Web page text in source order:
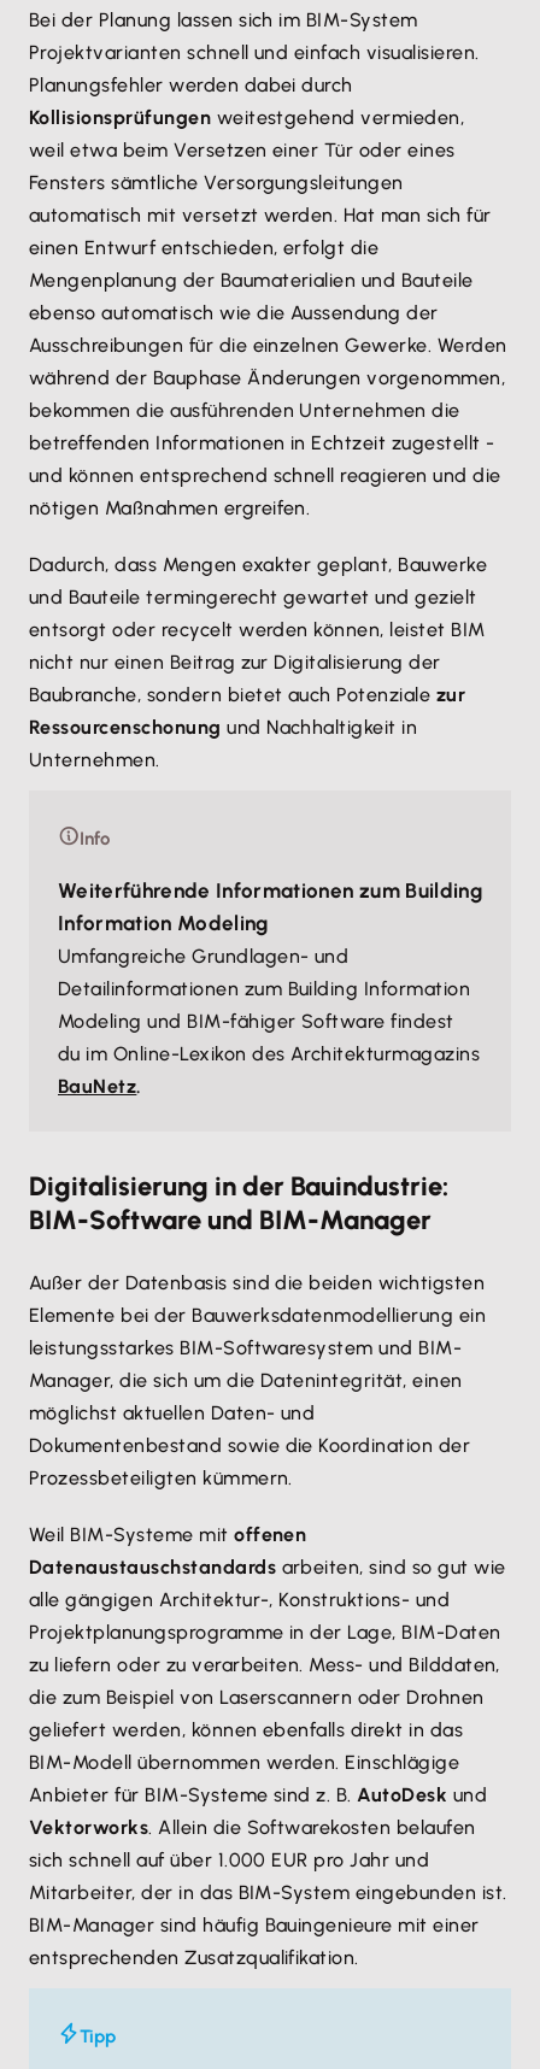
Bei der Planung lassen sich im BIM-System
Projektvarianten schnell und einfach visualisieren.
Planungsfehler werden dabei durch
Kollisionsprüfungen weitestgehend vermieden,
weil etwa beim Versetzen einer Tür oder eines
Fensters sämtliche Versorgungsleitungen
automatisch mit versetzt werden. Hat man sich für
einen Entwurf entschieden, erfolgt die
Mengenplanung der Baumaterialien und Bauteile
ebenso automatisch wie die Aussendung der
Ausschreibungen für die einzelnen Gewerke. Werden
während der Bauphase Änderungen vorgenommen,
bekommen die ausführenden Unternehmen die
betreffenden Informationen in Echtzeit zugestellt -
und können entsprechend schnell reagieren und die
nötigen Maßnahmen ergreifen.
Dadurch, dass Mengen exakter geplant, Bauwerke
und Bauteile termingerecht gewartet und gezielt
entsorgt oder recycelt werden können, leistet BIM
nicht nur einen Beitrag zur Digitalisierung der
Baubranche, sondern bietet auch Potenziale zur
Ressourcenschonung und Nachhaltigkeit in
Unternehmen.
Info
Weiterführende Informationen zum Building
Information Modeling
Umfangreiche Grundlagen- und
Detailinformationen zum Building Information
Modeling und BIM-fähiger Software findest
du im Online-Lexikon des Architekturmagazins
BauNetz.
Digitalisierung in der Bauindustrie:
BIM-Software und BIM-Manager
Außer der Datenbasis sind die beiden wichtigsten
Elemente bei der Bauwerksdatenmodellierung ein
leistungsstarkes BIM-Softwaresystem und BIM-
Manager, die sich um die Datenintegrität, einen
möglichst aktuellen Daten- und
Dokumentenbestand sowie die Koordination der
Prozessbeteiligten kümmern.
Weil BIM-Systeme mitoffenen
Datenaustauschstandards arbeiten, sind so gut wie
alle gängigen Architektur-, Konstruktions- und
Projektplanungsprogramme in der Lage, BIM-Daten
zu liefern oder zu verarbeiten. Mess- und Bilddaten,
die zum Beispiel von Laserscannern oder Drohnen
geliefert werden, können ebenfalls direkt in das
BIM-Modell übernommen werden. Einschlägige
Anbieter für BIM-Systeme sind z. B.AutoDesk und
Vektorworks. Allein die Softwarekosten belaufen
sich schnell auf über 1.000 EUR pro Jahr und
Mitarbeiter, der in das BIM-System eingebunden ist.
BIM-Manager sind häufig Bauingenieure mit einer
entsprechenden Zusatzqualifikation.
Tipp